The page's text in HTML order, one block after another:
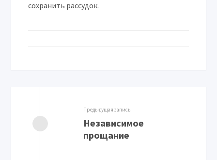
сохранить рассудок.
Предыдущая запись
Независимое
прощание